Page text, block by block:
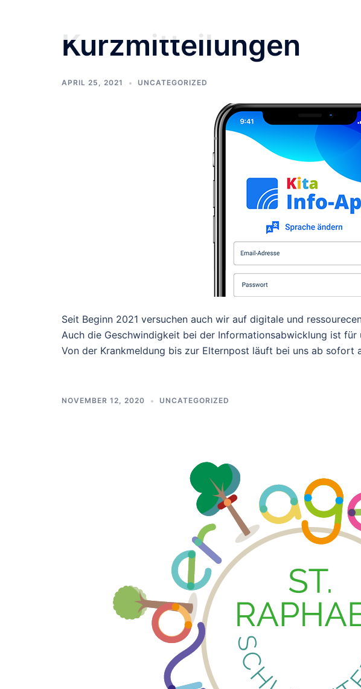
Kurzmitteilungen
APRIL 25, 2021 UNCATEGORIZED
Seit Beginn 2021 versuchen auch wir auf digitale und
Auch die Geschwindigkeit bei der Informationsabwicklung ist für
Von der Krankmeldung bis zur Elternpost läuft bei uns ab sofort
NOVEMBER 12, 2020 UNCATEGORIZED